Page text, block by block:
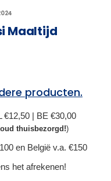
Maaltijd
producten.
€12,50 | BE €30,00
thuisbezorgd!)
en België v.a. €150
het afrekenen!